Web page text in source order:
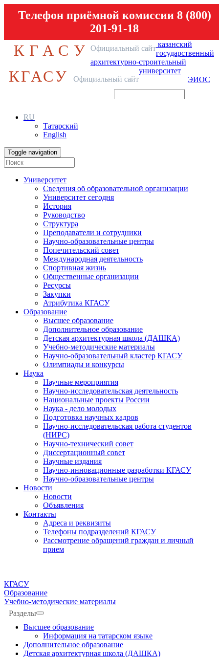
Телефон приёмной комиссии 8 (800)
201-91-18
КГАСУ Официальный сайт казанский
государственный
архитектурно-строительный
университет
КГАСУ Официальный сайт ЭИОС
RU
Татарский
English
Toggle navigation
Университет
Сведения об образовательной организации
Университет сегодня
История
Руководство
Структура
Преподаватели и сотрудники
Научно-образовательные центры
Попечительский совет
Международная деятельность
Спортивная жизнь
Общественные организации
Ресурсы
Закупки
Атрибутика КГАСУ
Образование
Высшее образование
Дополнительное образование
Детская архитектурная школа (ДАШКА)
Учебно-методические материалы
Научно-образовательный кластер КГАСУ
Олимпиады и конкурсы
Наука
Научные мероприятия
Научно-исследовательская деятельность
Национальные проекты России
Наука - дело молодых
Подготовка научных кадров
Научно-исследовательская работа студентов
(НИРС)
Научно-технический совет
Диссертационный совет
Научные издания
Научно-инновационные разработки КГАСУ
Научно-образовательные центры
Новости
Новости
Объявления
Контакты
Адреса и реквизиты
Телефоны подразделений КГАСУ
Рассмотрение обращений граждан и личный
прием
КГАСУ
Образование
Учебно-методические материалы
Разделы
Высшее образование
Информация на татарском языке
Дополнительное образование
Детская архитектурная школа (ДАШКА)